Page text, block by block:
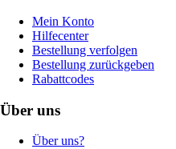
Mein Konto
Hilfecenter
Bestellung verfolgen
Bestellung zurückgeben
Rabattcodes
Über uns
Über uns?